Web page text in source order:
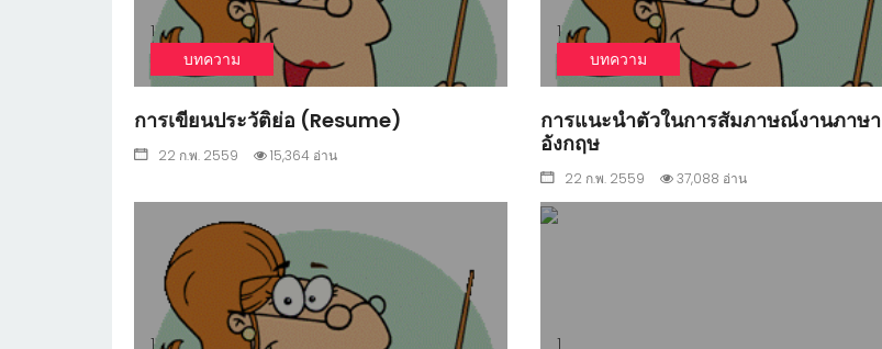
1
บทความ
การเขียนประวัติย่อ (Resume)
22 ก.พ. 2559 15,364 อ่าน
1
บทความ
การแนะนำตัวในการสัมภาษณ์งานภาษา
อังกฤษ
22 ก.พ. 2559 37,088 อ่าน
1
1